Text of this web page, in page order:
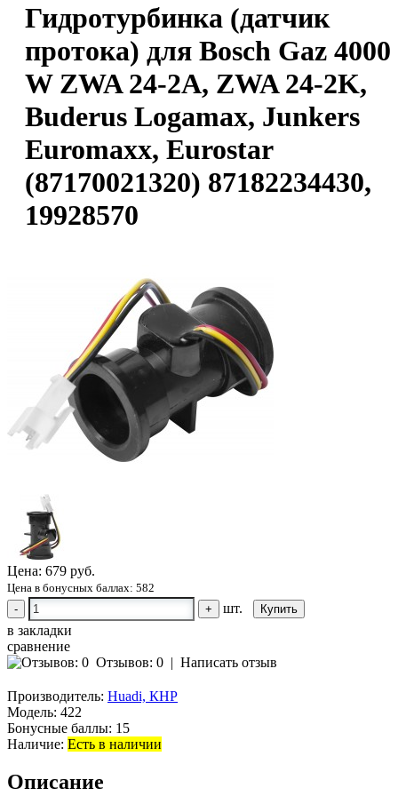
Гидротурбинка (датчик
протока) для Bosch Gaz 4000
W ZWA 24-2A, ZWA 24-2K,
Buderus Logamax, Junkers
Euromaxx, Eurostar
(87170021320) 87182234430,
19928570
Цена: 679 руб.
Цена в бонусных баллах: 582
-
+
шт.
в закладки
сравнение
Отзывов: 0 | Написать отзыв
Производитель: Huadi, КНР
Модель: 422
Бонусные баллы: 15
Наличие: Есть в наличии
Описание